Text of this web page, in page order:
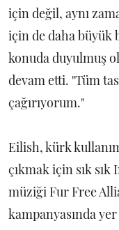
için değil, aynı
için de daha büyük
konuda duyulmuş
devam etti. "Tüm
çağırıyorum."
Eilish, kürk
çıkmak için sık sık
müziği Fur Free
kampanyasında yer